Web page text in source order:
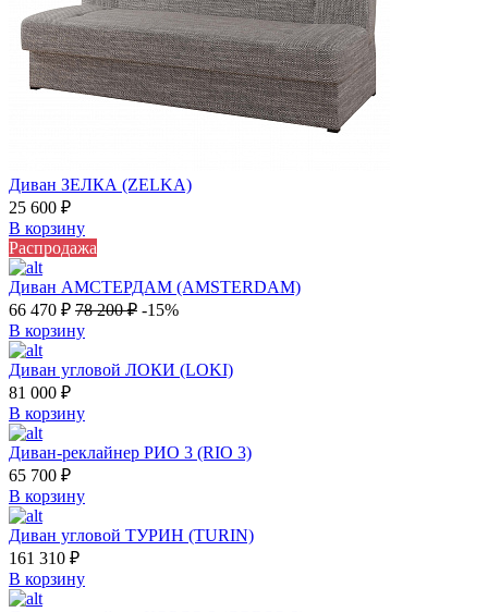
Диван ЗЕЛКА (ZELKA)
25 600 ₽
В корзину
Распродажа
Диван АМСТЕРДАМ (AMSTERDAM)
66 470 ₽ 78 200₽ -15%
В корзину
Диван угловой ЛОКИ (LOKI)
81 000 ₽
В корзину
Диван-реклайнер РИО 3 (RIO 3)
65 700 ₽
В корзину
Диван угловой ТУРИН (TURIN)
161 310 ₽
В корзину